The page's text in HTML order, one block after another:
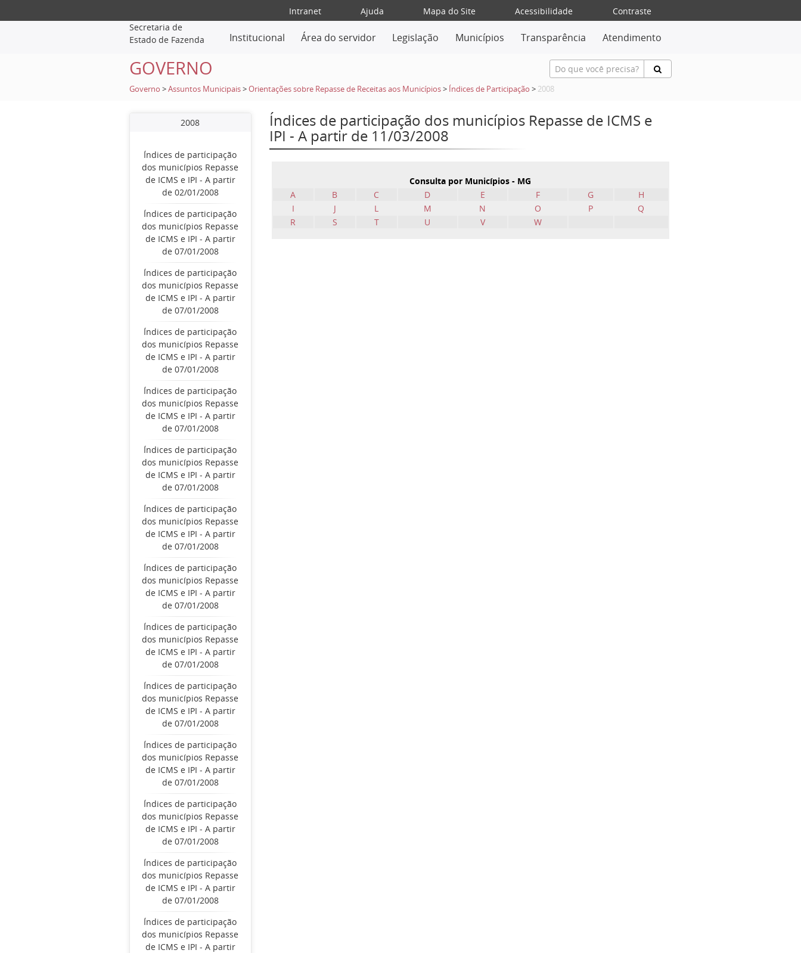
Intranet Ajuda Mapa do Site Acessibilidade
Contraste
Secretaria de
Estado de Fazenda
Institucional Área do servidor Legislação Municípios Transparência Atendimento
GOVERNO
Governo >Assuntos Municipais >Orientações sobre Repasse de Receitas aos Municípios > Índices de Participação > 2008
2008
Índices de participação
dos municípios Repasse
de ICMS e IPI - A partir
de 02/01/2008
Índices de participação
dos municípios Repasse
de ICMS e IPI - A partir
de 07/01/2008
Índices de participação
dos municípios Repasse
de ICMS e IPI - A partir
de 07/01/2008
Índices de participação
dos municípios Repasse
de ICMS e IPI - A partir
de 07/01/2008
Índices de participação
dos municípios Repasse
de ICMS e IPI - A partir
de 07/01/2008
Índices de participação
dos municípios Repasse
de ICMS e IPI - A partir
de 07/01/2008
Índices de participação
dos municípios Repasse
de ICMS e IPI - A partir
de 07/01/2008
Índices de participação
dos municípios Repasse
de ICMS e IPI - A partir
de 07/01/2008
Índices de participação
dos municípios Repasse
de ICMS e IPI - A partir
de 07/01/2008
Índices de participação
dos municípios Repasse
de ICMS e IPI - A partir
de 07/01/2008
Índices de participação
dos municípios Repasse
de ICMS e IPI - A partir
de 07/01/2008
Índices de participação
dos municípios Repasse
de ICMS e IPI - A partir
de 07/01/2008
Índices de participação
dos municípios Repasse
de ICMS e IPI - A partir
de 07/01/2008
Índices de participação
dos municípios Repasse
de ICMS e IPI - A partir
Índices de participação dos municípios Repasse de ICMS e
IPI - A partir de 11/03/2008
Consulta por Municípios - MG
A
B C D E F G
H
I
J L M N O P
Q
R
S T U V W